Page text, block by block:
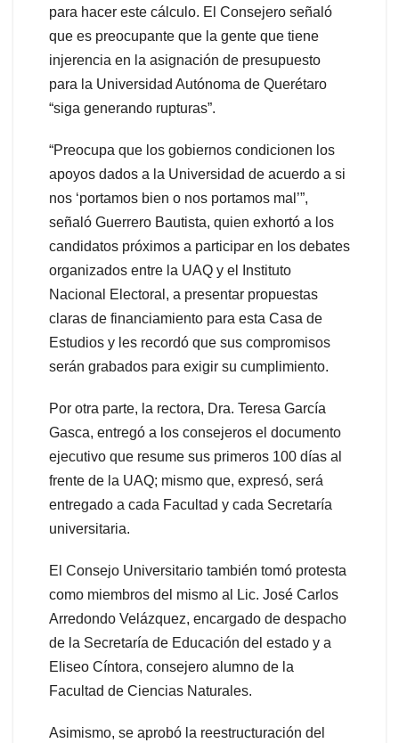
para hacer este cálculo. El Consejero señaló
que es preocupante que la gente que tiene
injerencia en la asignación de presupuesto
para la Universidad Autónoma de Querétaro
“siga generando rupturas”.
“Preocupa que los gobiernos condicionen los
apoyos dados a la Universidad de acuerdo a si
nos ‘portamos bien o nos portamos mal’”,
señaló Guerrero Bautista, quien exhortó a los
candidatos próximos a participar en los debates
organizados entre la UAQ y el Instituto
Nacional Electoral, a presentar propuestas
claras de financiamiento para esta Casa de
Estudios y les recordó que sus compromisos
serán grabados para exigir su cumplimiento.
Por otra parte, la rectora, Dra. Teresa García
Gasca, entregó a los consejeros el documento
ejecutivo que resume sus primeros 100 días al
frente de la UAQ; mismo que, expresó, será
entregado a cada Facultad y cada Secretaría
universitaria.
El Consejo Universitario también tomó protesta
como miembros del mismo al Lic. José Carlos
Arredondo Velázquez, encargado de despacho
de la Secretaría de Educación del estado y a
Eliseo Cíntora, consejero alumno de la
Facultad de Ciencias Naturales.
Asimismo, se aprobó la reestructuración del